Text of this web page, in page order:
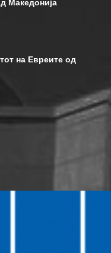
Македониjа
на Евреите од